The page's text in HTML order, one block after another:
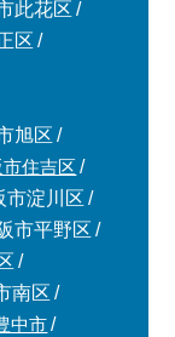
此花区
区
旭区
市住吉区
市淀川区
市平野区
南区
中市